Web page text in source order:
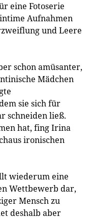
eine Fotoserie
Aufnahmen
und Leere
schon amüsanter,
Mädchen
sie sich für
schneiden ließ.
hat, fing Irina
ironischen
wiederum eine
Wettbewerb dar,
Mensch zu
deshalb aber